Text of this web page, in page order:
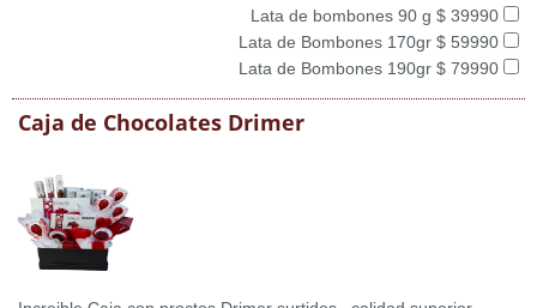
Lata de bombones 90 g $ 39990
Lata de Bombones 170gr $ 59990
Lata de Bombones 190gr $ 79990
Caja de Chocolates Drimer